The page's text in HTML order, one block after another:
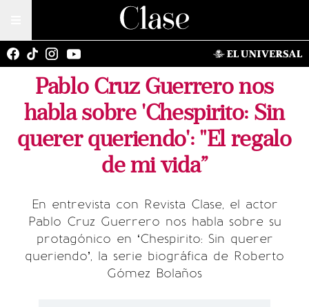
Pablo Cruz Guerrero nos
habla sobre 'Chespirito: Sin
querer queriendo': "El regalo
de mi vida”
En entrevista con Revista Clase, el actor
Pablo Cruz Guerrero nos habla sobre su
protagónico en ‘Chespirito: Sin querer
queriendo’, la serie biográfica de Roberto
Gómez Bolaños